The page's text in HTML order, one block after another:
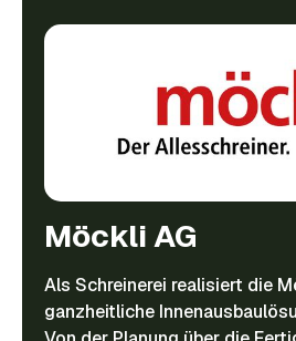
Möckli AG
Als Schreinerei realisiert die
ganzheitliche